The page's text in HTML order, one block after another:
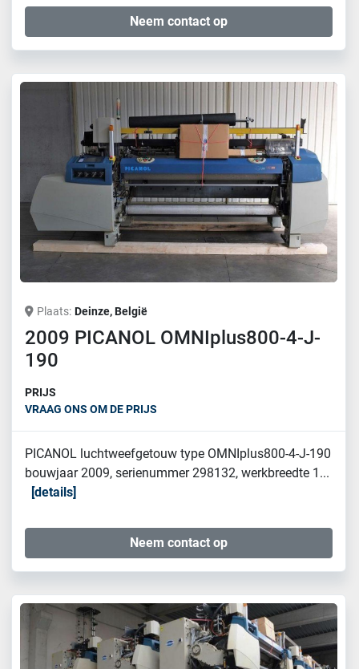
Neem contact op
Plaats Deinze, België
2009 PICANOL OMNIplus800-4-J-
190
PRIJS
VRAAG ONS OM DE PRIJS
PICANOL luchtweefgetouw type OMNIplus800-4-J-190
bouwjaar 2009, serienummer 298132, werkbreedte 1...
details
Neem contact op